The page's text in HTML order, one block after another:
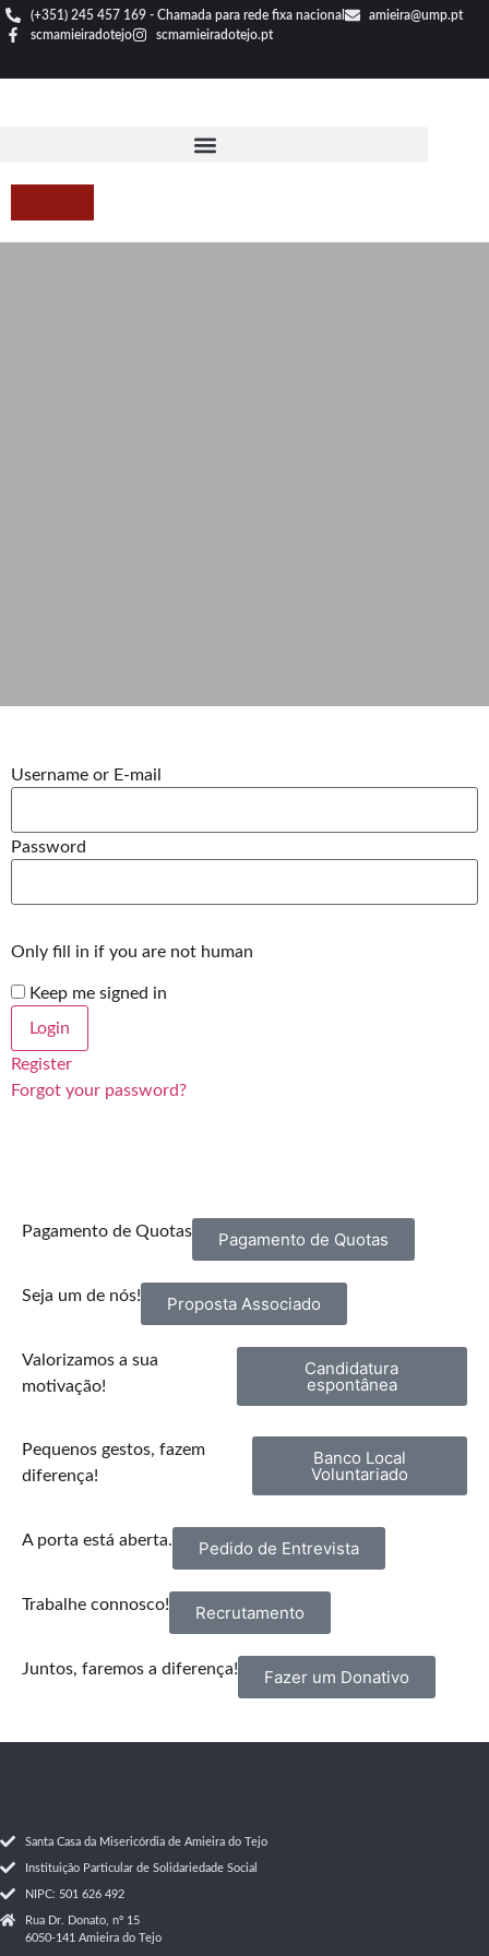
(+351) 245 457 169 - Chamada para rede fixa nacional
amieira@ump.pt
scmamieiradotejo
scmamieiradotejo.pt
Username or E-mail
Password
Only fill in if you are not human
Keep me signed in
Register
Forgot your password?
Pagamento de Quotas Pagamento de Quotas
Seja um de nós! Proposta Associado
Valorizamos a sua
motivação!
Candidatura
espontânea
Pequenos gestos, fazem
diferença!
Banco Local
Voluntariado
A porta está aberta. Pedido de Entrevista
Trabalhe connosco! Recrutamento
Juntos, faremos a diferença! Fazer um Donativo
Santa Casa da Misericórdia de Amieira do Tejo
Instituição Particular de Solidariedade Social
NIPC: 501 626 492
Rua Dr. Donato, nº 15
6050-141 Amieira do Tejo